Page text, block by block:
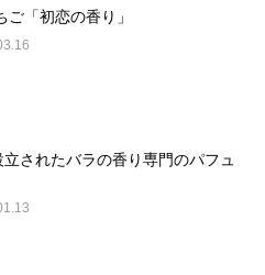
ご「初恋の香り」
されたバラの香り専門のパフュ